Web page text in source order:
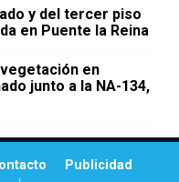
y del tercer piso
en Puente la Reina
en
junto a la NA-134,
Publicidad